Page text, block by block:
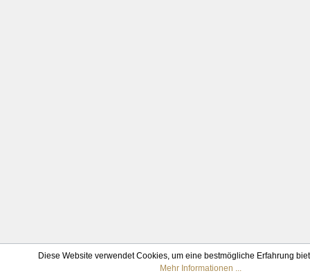
Diese Website verwendet Cookies, um eine bestmögliche Erfahrung
Mehr Informationen ...